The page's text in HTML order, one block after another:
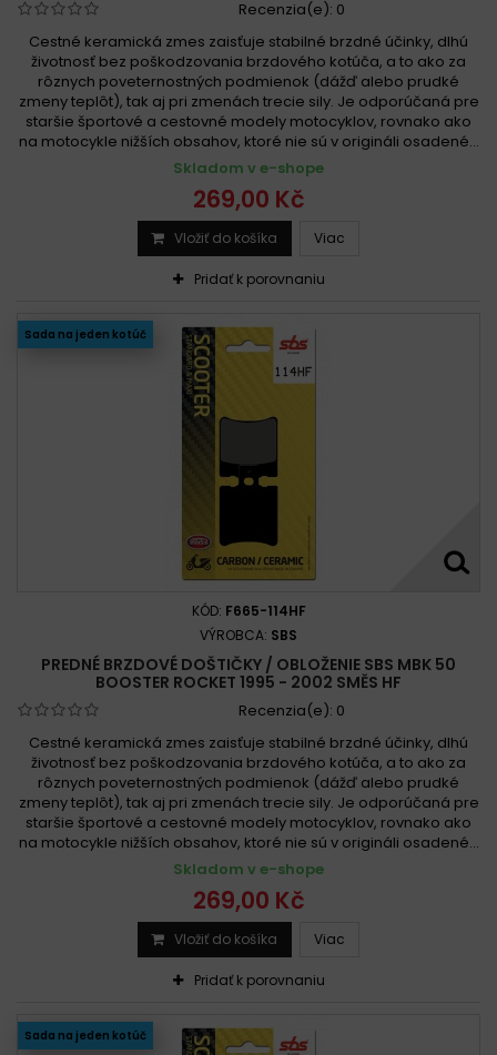
Recenzia(e): 0
Cestné keramická zmes zaisťuje stabilné brzdné účinky, dlhú
životnosť bez poškodzovania brzdového kotúča, a to ako za
rôznych poveternostných podmienok (dážď alebo prudké
zmeny teplôt), tak aj pri zmenách trecie sily. Je odporúčaná pre
staršie športové a cestovné modely motocyklov, rovnako ako
na motocykle nižších obsahov, ktoré nie sú v origináli osadené...
Skladom v e-shope
269,00 Kč
Vložiť do košíka Viac
Pridať k porovnaniu
Sada na jeden kotúč
KÓD: F665-114HF
VÝROBCA: SBS
PREDNÉ BRZDOVÉ DOŠTIČKY / OBLOŽENIE SBS MBK 50
BOOSTER ROCKET 1995 - 2002 SMĚS HF
Recenzia(e): 0
Cestné keramická zmes zaisťuje stabilné brzdné účinky, dlhú
životnosť bez poškodzovania brzdového kotúča, a to ako za
rôznych poveternostných podmienok (dážď alebo prudké
zmeny teplôt), tak aj pri zmenách trecie sily. Je odporúčaná pre
staršie športové a cestovné modely motocyklov, rovnako ako
na motocykle nižších obsahov, ktoré nie sú v origináli osadené...
Skladom v e-shope
269,00 Kč
Vložiť do košíka Viac
Pridať k porovnaniu
Sada na jeden kotúč